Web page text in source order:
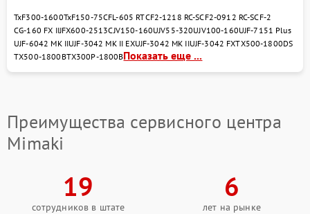
TxF300-1600TxF150-75CFL-605 RTCF2-1218 RC-SCF2-0912 RC-SCF-2
CG-160 FX IIJFX600-2513СJV150-160UJV55-320UJV100-160UJF-7151 Plus
UJF-6042 MK IIUJF-3042 MK II EXUJF-3042 MK IIUJF-3042 FXTX500-1800DS
TX500-1800BTX300P-1800BПоказать еще ...
Преимущества сервисного центра
Mimaki
19
сотрудников в штате
6
лет на рынке